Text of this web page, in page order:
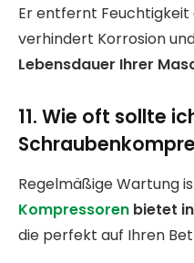
Er entfernt Feuchtigkeit
verhindert Korrosion
Lebensdauer Ihrer
11. Wie oft sollte
Regelmäßige Wartung
Kompressoren bietet
die perfekt auf Ihren